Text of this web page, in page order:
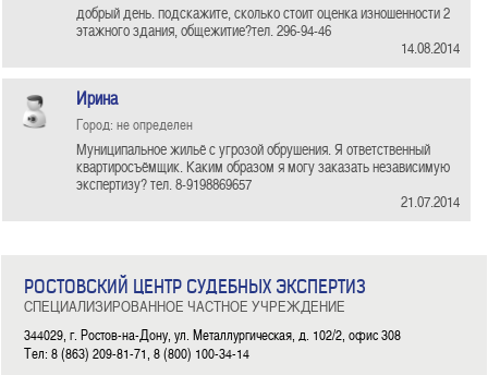
добрый день. подскажите, сколько стоит оценка изношенности 2
этажного здания, общежитие?тел. 296-94-46
14.08.2014
Ирина
Город: не определен
Муниципальное жильё с угрозой обрушения. Я ответственный
квартиросъёмщик. Каким образом я могу заказать независимую
экспертизу? тел. 8-9198869657
21.07.2014
РОСТОВСКИЙ ЦЕНТР СУДЕБНЫХ ЭКСПЕРТИЗ
СПЕЦИАЛИЗИРОВАННОЕ ЧАСТНОЕ УЧРЕЖДЕНИЕ
344029, г. Ростов-на-Дону, ул. Металлургическая, д. 102/2, офис 308
Тел: 8 (863) 209-81-71, 8 (800) 100-34-14